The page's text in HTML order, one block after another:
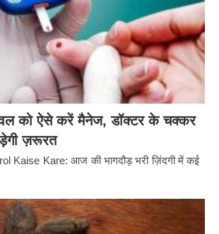
को ऐसे करें मैनेज, डॉक्टर के चक्कर
ज़रूरत
Kaise Kare: आज की भागदौड़ भरी ज़िंदगी में कई